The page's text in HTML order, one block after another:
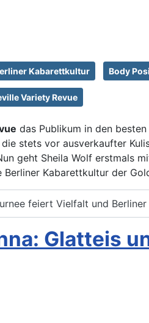
Kabarettkultur Body
Variety Revue
das Publikum in den
stets vor ausverkaufter
geht Sheila Wolf erstmals
Berliner Kabarettkultur der
feiert Vielfalt und
Glatteis